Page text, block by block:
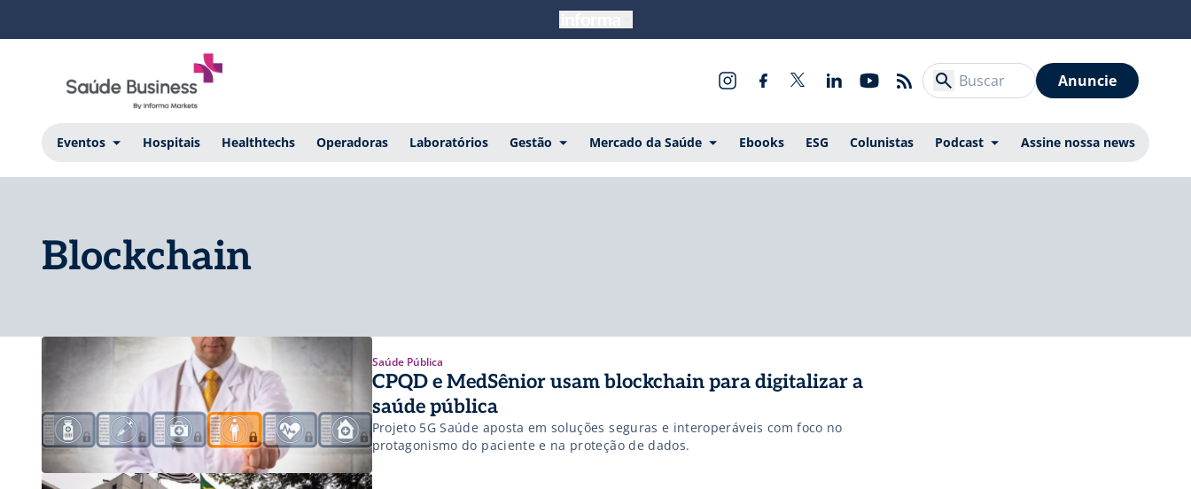
Anuncie
Eventos Hospitais Healthtechs Operadoras Laboratórios Gestão Mercado da Saúde Ebooks ESG Colunistas Podcast Assine nossa news
Blockchain
Saúde Pública
CPQD e MedSênior usam blockchain para digitalizar a
saúde pública
Projeto 5G Saúde aposta em soluções seguras e interoperáveis com foco no
protagonismo do paciente e na proteção de dados.